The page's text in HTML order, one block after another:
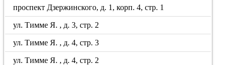
проспект Дзержинского, д. 1, корп. 4, стр. 1
ул. Тимме Я. , д. 3, стр. 2
ул. Тимме Я. , д. 4, стр. 3
ул. Тимме Я. , д. 4, стр. 2